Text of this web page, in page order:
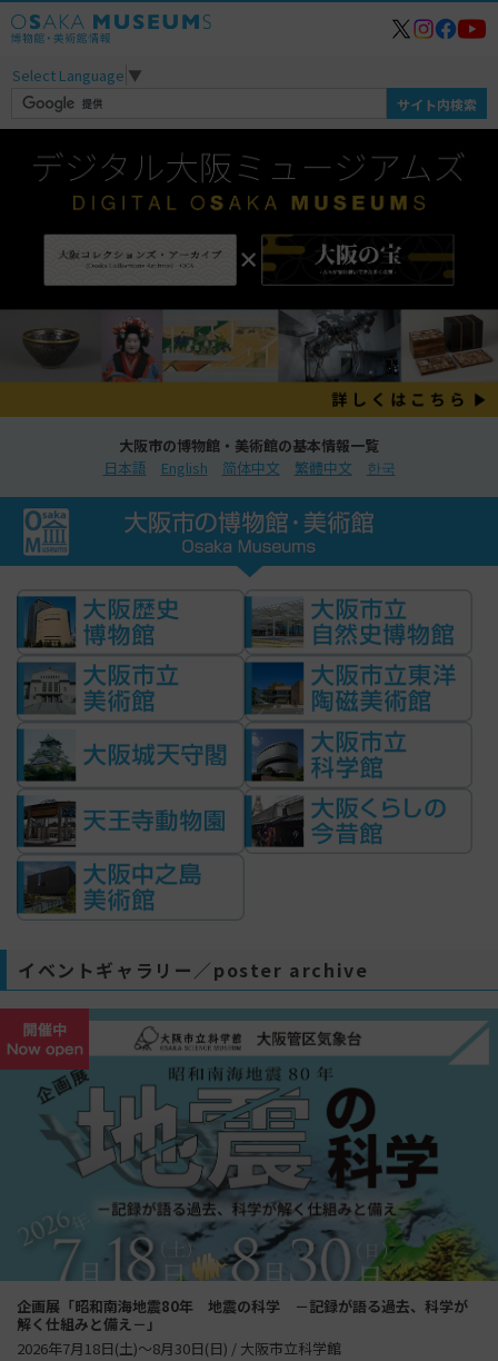
Select Language ▼
大阪市の博物館・美術館の基本情報一覧
日本語
English 简体中文 繁體中文 한국
イベントギャラリー／poster archive
企画展「昭和南海地震80年 地震の科学 －記録が語る過去、科学が
解く仕組みと備え－」
2026年7月18日(土)～8月30日(日) / 大阪市立科学館